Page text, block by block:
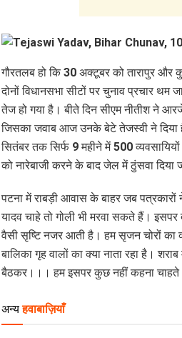
गौरतलब हो कि 30 अक्टूबर को तारापुर
दोनों विधानसभा सीटों पर चुनाव प्रचार थम
तेज हो गया है। बीते दिन सीएम नीतीश ने
जिसका जवाब आज उनके बेटे तेजस्वी ने
सितंबर तक सिर्फ 9 महीने में 500 व्यवसायियों
को नारेबाजी करने के बाद जेल में ठुंसवा दिया
पटना में राबड़ी आवास के बाहर जब
यादव चाहे तो गोली भी मरवा सकते हैं।
वैसी सृष्टि नजर आती है। हम सृजन चोरों का
बालिका गृह वालों का क्या नाता रहा है।
बैठकर।।। हम इसपर कुछ नहीं कहना
अन्य हवाबाज़ियाँ